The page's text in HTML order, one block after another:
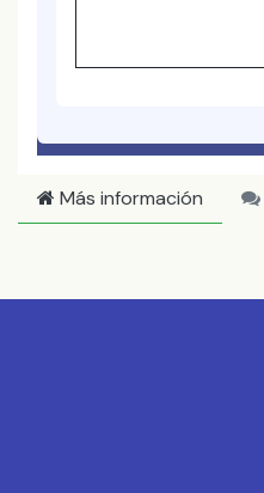
Más información